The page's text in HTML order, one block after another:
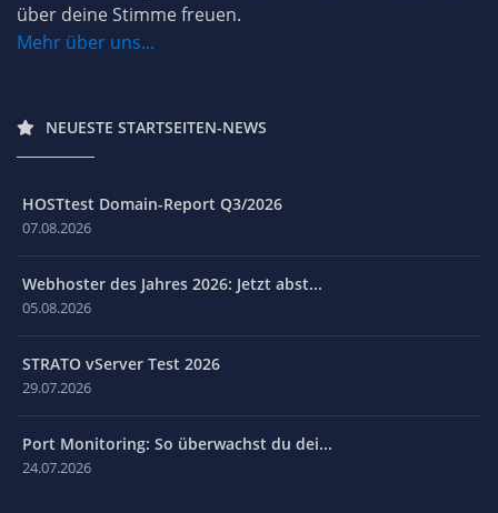
über deine Stimme freuen.
Mehr über uns...
NEUESTE STARTSEITEN-NEWS
HOSTtest Domain-Report Q3/2026
07.08.2026
Webhoster des Jahres 2026: Jetzt abst...
05.08.2026
STRATO vServer Test 2026
29.07.2026
Port Monitoring: So überwachst du dei...
24.07.2026